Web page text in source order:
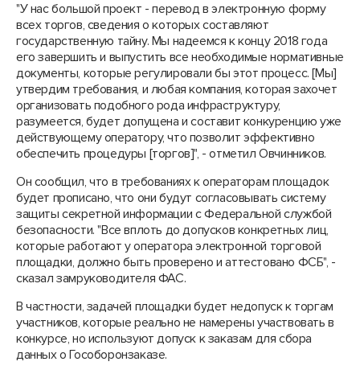
"У нас большой проект - перевод в электронную форму
всех торгов, сведения о которых составляют
государственную тайну. Мы надеемся к концу 2018 года
его завершить и выпустить все необходимые нормативные
документы, которые регулировали бы этот процесс. [Мы]
утвердим требования, и любая компания, которая захочет
организовать подобного рода инфраструктуру,
разумеется, будет допущена и составит конкуренцию уже
действующему оператору, что позволит эффективно
обеспечить процедуры [торгов]", - отметил Овчинников.
Он сообщил, что в требованиях к операторам площадок
будет прописано, что они будут согласовывать систему
защиты секретной информации с Федеральной службой
безопасности. "Все вплоть до допусков конкретных лиц,
которые работают у оператора электронной торговой
площадки, должно быть проверено и аттестовано ФСБ", -
сказал замруководителя ФАС.
В частности, задачей площадки будет недопуск к торгам
участников, которые реально не намерены участвовать в
конкурсе, но используют допуск к заказам для сбора
данных о Гособоронзаказе.